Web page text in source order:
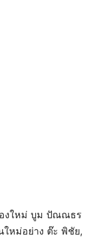
งใหม่ บูม ปัณณธร
ใหม่อย่าง ต๊ะ พิชัย,